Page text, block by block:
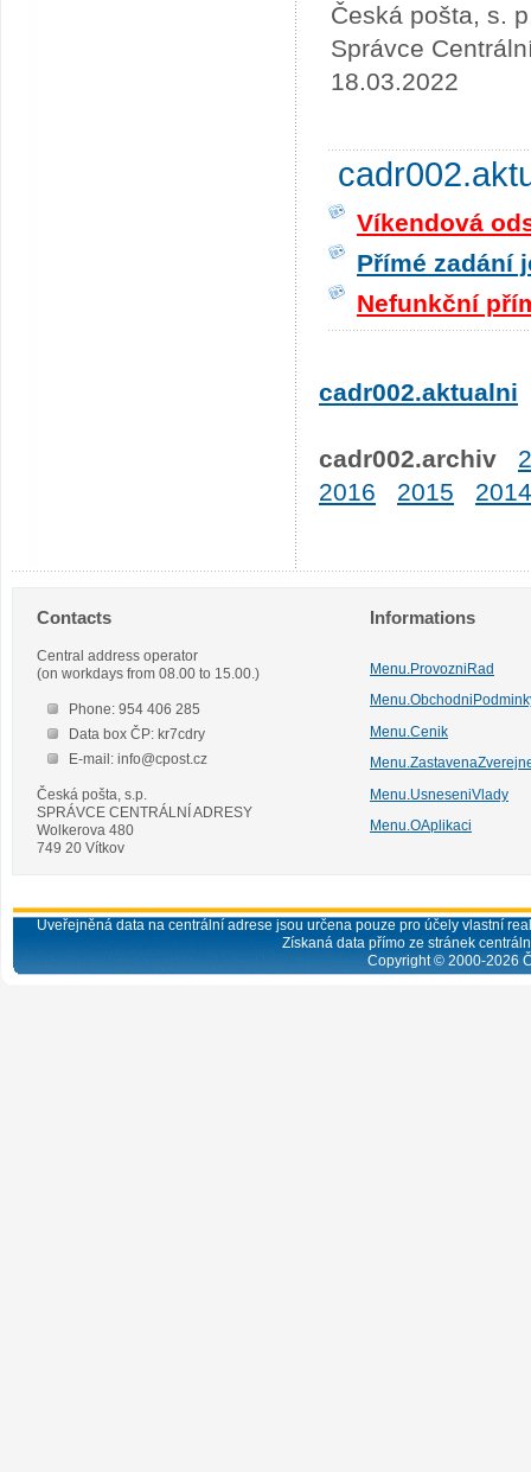
Česká pošta, s.
Správce
18.03.2022
Víkendová
Přímé zadání
Nefunkční
cadr002.aktualni
cadr002.archiv
2016
2015 2014
Contacts
Central address operator
(on workdays from 08.00 to 15.00.)
Phone: 954 406 285
Data box ČP: kr7cdry
E-mail: info@cpost.cz
Česká pošta, s.p.
SPRÁVCE CENTRÁLNÍ ADRESY
Wolkerova 480
749 20 Vítkov
Informations
Menu.ProvozniRad
Menu.Cenik
Menu.UsneseniVlady
Menu.OAplikaci
Uveřejněná data na centrální adrese jsou určena pouze pro účely vlastní
Získaná data přímo ze stránek
Copyright © 2000-2026